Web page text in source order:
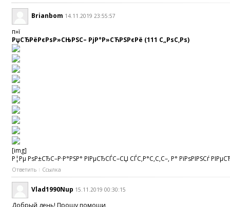
Brianbom 14.11.2019 23:55:57
п»ї
РџСЂРёРєРѕР»СЊРЅС– РјР°Р»СЋРЅРєРё (111 С„РѕС‚Рѕ)
[img]
Р¦Рµ РѕР±СЂС–Р·Р°РЅР° РІРµСЂСЃС–СЏ СЃС‚Р°С‚С‚С–, Р° РїРѕРІРЅСѓ
Ответить Ссылка
Vlad1990Nup 15.11.2019 00:30:15